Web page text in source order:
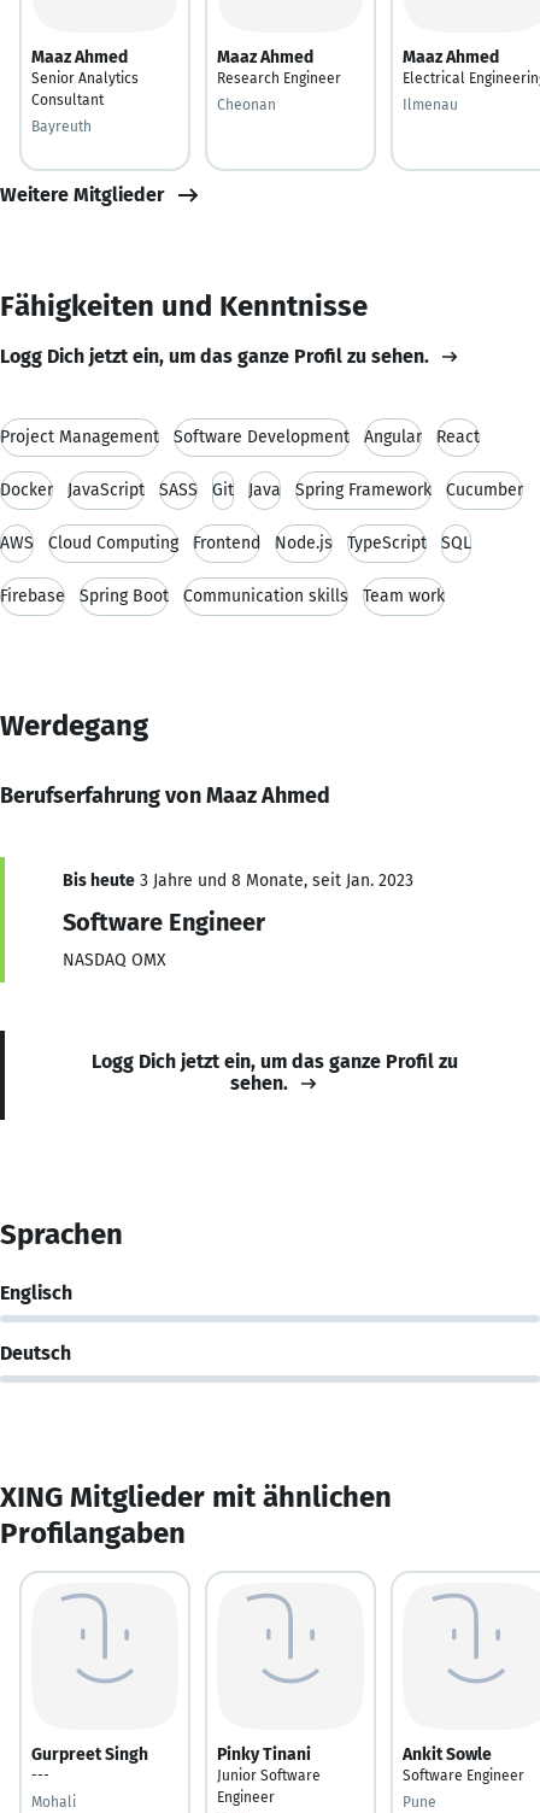
Maaz Ahmed
Senior Analytics
Consultant
Bayreuth
Maaz Ahmed
Research Engineer
Cheonan
Maaz Ahmed
Electrical
Ilmenau
Weitere Mitglieder
Fähigkeiten und Kenntnisse
Logg Dich jetzt ein, um das ganze Profil zu sehen.
Project Management Software Development Angular React
Docker JavaScript SASS Git Java Spring Framework Cucumber
AWS Cloud Computing Frontend Node.js TypeScript SQL
Firebase Spring Boot Communication skills Team work
Werdegang
Berufserfahrung von Maaz Ahmed
Bis heute 3 Jahre und 8 Monate, seit Jan. 2023
Software Engineer
NASDAQ OMX
Logg Dich jetzt ein, um das ganze Profil zu
sehen.
Sprachen
Englisch
Deutsch
XING Mitglieder mit ähnlichen
Profilangaben
Gurpreet Singh
---
Mohali
Pinky Tinani
Junior Software
Engineer
Ankit Sowle
Software Engineer
Pune